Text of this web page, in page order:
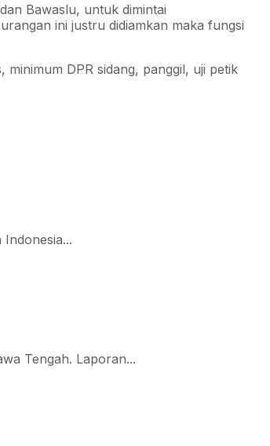
Bawaslu, untuk dimintai
ini justru didiamkan maka fungsi
minimum DPR sidang, panggil, uji petik
Tengah. Laporan...